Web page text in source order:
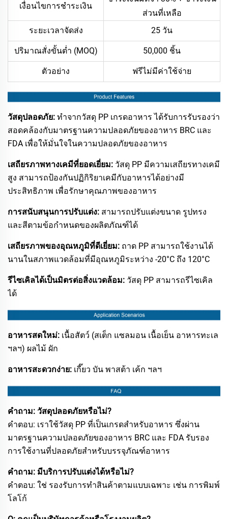
เงื่อนไขการชำระเงิน
ส่วนที่เหลือ
ระยะเวลาจัดส่ง
25 วัน
ปริมาณสั่งขั้นต่ำ (MOQ) 50,000 ชิ้น
ตัวอย่าง ฟรีไม่มีค่าใช้จ่าย
วัสดุปลอดภัย: ทำจากวัสดุ PP เกรดอาหาร ได้รับการรับรองว่า
สอดคล้องกับมาตรฐานความปลอดภัยของอาหาร BRC และ
FDA เพื่อให้มั่นใจในความปลอดภัยของอาหาร
เสถียรภาพทางเคมีที่ยอดเยี่ยม: วัสดุ PP มีความเสถียรทางเคมี
สูง สามารถป้องกันปฏิกิริยาเคมีกับอาหารได้อย่างมี
ประสิทธิภาพ เพื่อรักษาคุณภาพของอาหาร
การสนับสนุนการปรับแต่ง: สามารถปรับแต่งขนาด รูปทรง
และสีตามข้อกำหนดของผลิตภัณฑ์ได้
เสถียรภาพของอุณหภูมิที่ดีเยี่ยม: ถาด PP สามารถใช้งานได้
นานในสภาพแวดล้อมที่มีอุณหภูมิระหว่าง -20°C ถึง 120°C
รีไซเคิลได้เป็นมิตรต่อสิ่งแวดล้อม: วัสดุ PP สามารถรีไซเคิล
ได้
อาหารสดใหม่: เนื้อสัตว์ (สเต็ก แซลมอน เนื้อเย็น อาหารทะเล
ฯลฯ) ผลไม้ ผัก
อาหารสะดวกง่าย: เกี๊ยว บัน พาสต้า เค้ก ฯลฯ
คำถาม: วัสดุปลอดภัยหรือไม่?
คำตอบ: เราใช้วัสดุ PP ที่เป็นเกรดสำหรับอาหาร ซึ่งผ่าน
มาตรฐานความปลอดภัยของอาหาร BRC และ FDA รับรอง
การใช้งานที่ปลอดภัยสำหรับบรรจุภัณฑ์อาหาร
คำถาม: มีบริการปรับแต่งได้หรือไม่?
คำตอบ: ใช่ รองรับการทำสินค้าตามแบบเฉพาะ เช่น การพิมพ์
โลโก้